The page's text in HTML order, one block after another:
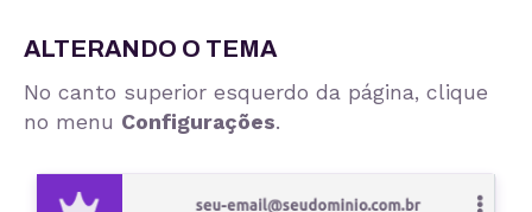
ALTERANDO O TEMA
No canto superior esquerdo da página, clique
no menu Configurações.